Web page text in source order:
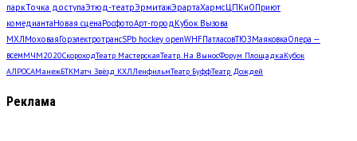
паркТочка доступаЭтюд-театрЭрмитажЭрартаХармсЦПКиОПриют
комедиантаНовая сценаРосфотоАрт-городКубок Вызова
МХЛМоховаяГорэлектротрансSPb hockey openWHFПатласовТЮЗМаяковкаОпера —
всемМЧМ2020СкороходТеатр МастерскаяТеатр. На ВыносФорум ПлощадкаКубок
АЛРОСАМанежБТКМатч Звёзд КХЛЛенфильмТеатр БуффТеатр Дождей
Реклама